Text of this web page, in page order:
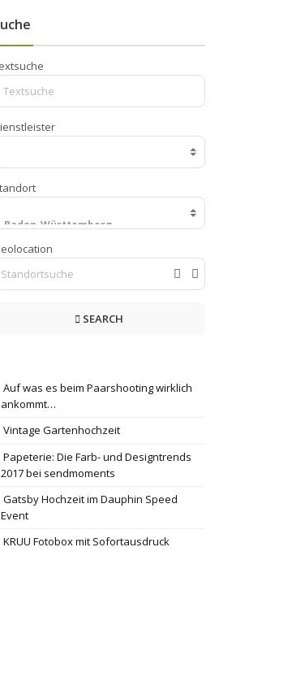
SEARCH
Auf was es beim Paarshooting wirklich
ankommt…
Vintage Gartenhochzeit
Papeterie: Die Farb- und Designtrends
2017 bei sendmoments
Gatsby Hochzeit im Dauphin Speed
Event
KRUU Fotobox mit Sofortausdruck